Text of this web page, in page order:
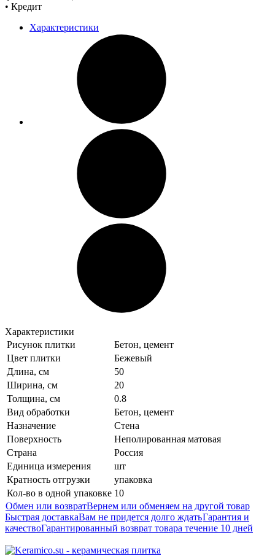
• Кредит
Характеристики
Характеристики
Рисунок плитки
Бетон, цемент
Цвет плитки
Бежевый
Длина, см
50
Ширина, см
20
Толщина, см
0.8
Вид обработки
Бетон, цемент
Назначение
Стена
Поверхность
Неполированная матовая
Страна
Россия
Единица измерения
шт
Кратность отгрузки
упаковка
Кол-во в одной упаковке 10
Обмен или возвратВернем или обменяем на другой товар
Быстрая доставкаВам не придется долго ждатьГарантия и
качествоГарантированный возврат товара течение 10 дней